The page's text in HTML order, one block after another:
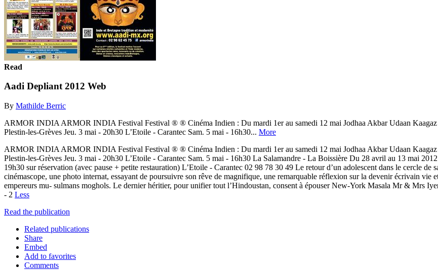
Read
Aadi Depliant 2012 Web
By Mathilde Berric
ARMOR INDIA ARMOR INDIA Festival Festival ® ® Cinéma Indien : Du mardi 1er au samedi 12 mai Jodhaa Akbar Udaan
Plestin-­les-­Grèves Jeu. 3 mai - 20h30 L’Etoile - Carantec Sam. 5 mai - 16h30... More
ARMOR INDIA ARMOR INDIA Festival Festival ® ® Cinéma Indien : Du mardi 1er au samedi 12 mai Jodhaa Akbar Udaan
Plestin-­les-­Grèves Jeu. 3 mai - 20h30 L’Etoile - Carantec Sam. 5 mai - 16h30 La Salamandre - La Boissière Du 28 avril au 13 mai
19h30 sur réservation (avec pause + petite restauration) L’Etoile - Carantec 02 98 78 30 49 Le retour d’un adolescent dans le cercle
cinémascope, une photo internat, essayant de poursuivre son rêve de magnifique, une remarquable réflexion sur la devenir écrivain
empereurs mu- sulmans moghols. Le dernier héritier, pour unifier tout l’Hindoustan, consent à épouser New-York Masala Mr & Mrs
- 2 Less
Read the publication
Related publications
Share
Embed
Add to favorites
Comments